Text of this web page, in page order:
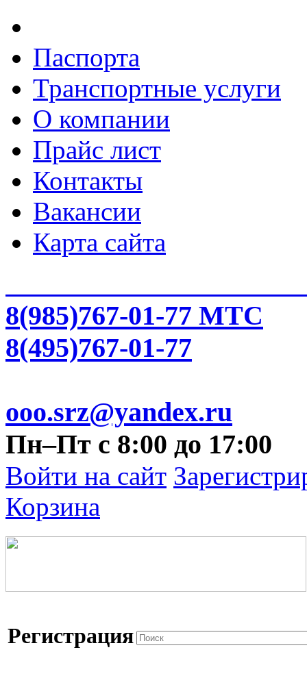
Паспорта
Транспортные услуги
О компании
Прайс лист
Контакты
Вакансии
Карта сайта
8(985)767-01-77 МТС
8(495)767-01-77
ooo.srz@yandex.ru
Пн–Пт с 8:00 до 17:00
Войти на сайт
Корзина
Регистрация